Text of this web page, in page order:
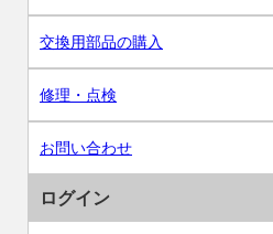
交換用部品の購入
修理・点検
お問い合わせ
ログイン